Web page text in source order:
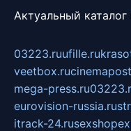
Актуальный
03223.ruufille.ru
veetbox.ru
mega-press.ru
eurovision-russia.ru
itrack-24.ru